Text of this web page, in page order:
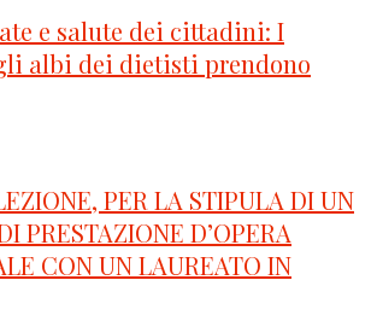
e salute dei cittadini: I
albi dei dietisti prendono
PER LA STIPULA DI UN
PRESTAZIONE D’OPERA
CON UN LAUREATO IN